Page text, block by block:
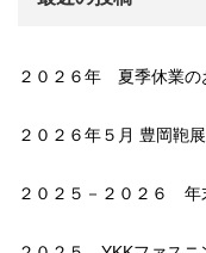
２０２６年 夏季休業の
２０２６年５月 豊岡鞄
２０２５－２０２６ 年